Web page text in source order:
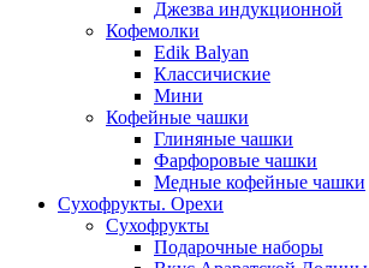
Джезва индукционной
Кофемолки
Edik Balyan
Классичиские
Мини
Кофейные чашки
Глиняные чашки
Фарфоровые чашки
Медные кофейные чашки
Сухофрукты. Орехи
Сухофрукты
Подарочные наборы